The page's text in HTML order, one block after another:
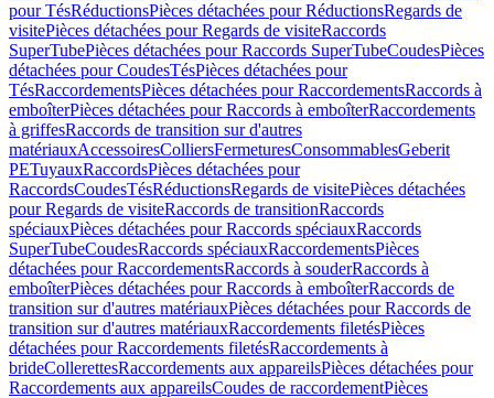
pour TésRéductionsPièces détachées pour RéductionsRegards de
visitePièces détachées pour Regards de visiteRaccords
SuperTubePièces détachées pour Raccords SuperTubeCoudesPièces
détachées pour CoudesTésPièces détachées pour
TésRaccordementsPièces détachées pour RaccordementsRaccords à
emboîterPièces détachées pour Raccords à emboîterRaccordements
à griffesRaccords de transition sur d'autres
matériauxAccessoiresColliersFermeturesConsommablesGeberit
PETuyauxRaccordsPièces détachées pour
RaccordsCoudesTésRéductionsRegards de visitePièces détachées
pour Regards de visiteRaccords de transitionRaccords
spéciauxPièces détachées pour Raccords spéciauxRaccords
SuperTubeCoudesRaccords spéciauxRaccordementsPièces
détachées pour RaccordementsRaccords à souderRaccords à
emboîterPièces détachées pour Raccords à emboîterRaccords de
transition sur d'autres matériauxPièces détachées pour Raccords de
transition sur d'autres matériauxRaccordements filetésPièces
détachées pour Raccordements filetésRaccordements à
brideCollerettesRaccordements aux appareilsPièces détachées pour
Raccordements aux appareilsCoudes de raccordementPièces